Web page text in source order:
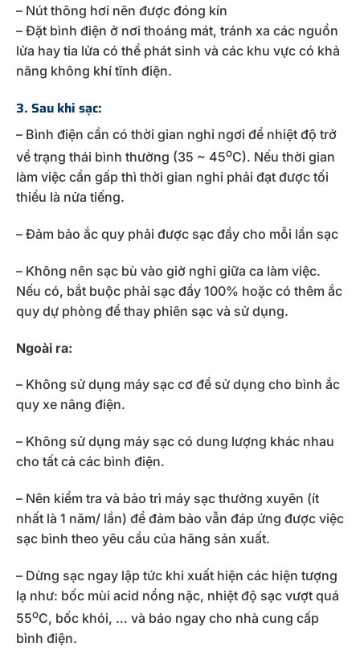
– Nút thông hơi nên được đóng kín
– Đặt bình điện ở nơi thoáng mát, tránh xa các nguồn
lửa hay tia lửa có thể phát sinh và các khu vực có khả
năng không khí tĩnh điện.
3. Sau khi sạc:
– Bình điện cần có thời gian nghỉ ngơi để nhiệt độ trở
về trạng thái bình thường (35 ~ 45oC). Nếu thời gian
làm việc cần gấp thì thời gian nghỉ phải đạt được tối
thiểu là nửa tiếng.
– Đảm bảo ắc quy phải được sạc đầy cho mỗi lần sạc
– Không nên sạc bù vào giờ nghỉ giữa ca làm việc.
Nếu có, bắt buộc phải sạc đầy 100% hoặc có thêm ắc
quy dự phòng để thay phiên sạc và sử dụng.
Ngoài ra:
– Không sử dụng máy sạc cơ để sử dụng cho bình ắc
quy xe nâng điện.
– Không sử dụng máy sạc có dung lượng khác nhau
cho tất cả các bình điện.
– Nên kiểm tra và bảo trì máy sạc thường xuyên (ít
nhất là 1 năm/ lần) để đảm bảo vẫn đáp ứng được việc
sạc bình theo yêu cầu của hãng sản xuất.
– Dừng sạc ngay lập tức khi xuất hiện các hiện tượng
lạ như: bốc mùi acid nồng nặc, nhiệt độ sạc vượt quá
55oC, bốc khói, … và báo ngay cho nhà cung cấp
bình điện.